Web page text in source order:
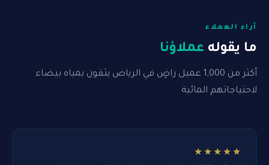
آراء العملاء
ما يقوله عملاؤنا
أكثر من 1,000 عميل راضٍ في الرياض يثقون بمياه بيضاء
لاحتياجاتهم المائية
★★★★★